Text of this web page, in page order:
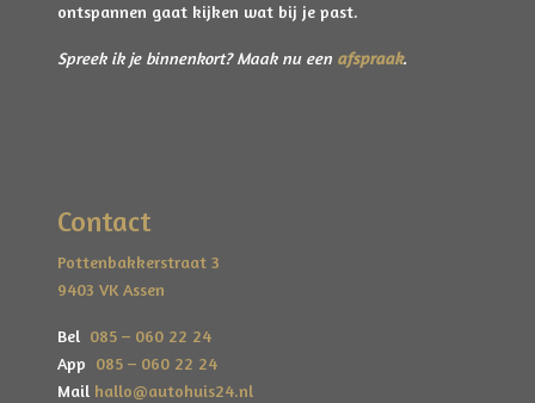
ontspannen gaat kijken wat bij je past.
Spreek ik je binnenkort? Maak nu een afspraak.
Contact
Pottenbakkerstraat 3
9403 VK Assen
Bel 085 – 060 22 24
App 085 – 060 22 24
Mail hallo@autohuis24.nl